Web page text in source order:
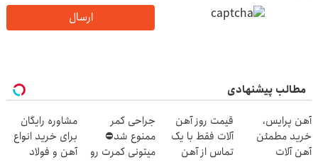
ارسال
مطالب پیشنهادی
آهن پرایس،
خرید مطمئن
آهن آلات
قیمت روز آهن
آلات فقط با یک
تماس از آهن
جراحی کمر
ممنوع شد⛔
میتونی کمرت رو
مشاوره رایگان
برای خرید انواع
آهن و فولاد